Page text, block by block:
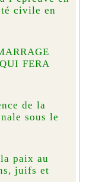
civile en
FERA
de la
sous le
paix au
juifs et